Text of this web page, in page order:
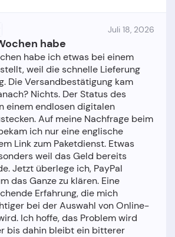
Juli 18, 2026
habe
habe ich etwas bei einem
weil die schnelle Lieferung
Die Versandbestätigung kam
Nichts. Der Status des
einem endlosen digitalen
Auf meine Nachfrage beim
ich nur eine englische
Link zum Paketdienst. Etwas
weil das Geld bereits
Jetzt überlege ich, PayPal
das Ganze zu klären. Eine
Erfahrung, die mich
bei der Auswahl von Online-
Ich hoffe, das Problem wird
bis dahin bleibt ein bitterer